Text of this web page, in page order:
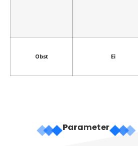
Obst Ei
Parameter